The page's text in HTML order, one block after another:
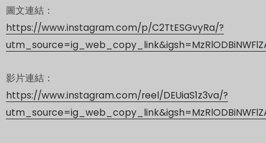
圖文連結：
https://www.instagram.com/p/C2TtESGvyRa/?
影片連結：
https://www.instagram.com/reel/DEUiaS1z3va/?